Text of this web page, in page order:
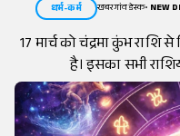
धर्म-कर्म खबरगांव डेस्क• NEW
17 मार्च को चंद्रमा कुंभ
है। इसका सभी